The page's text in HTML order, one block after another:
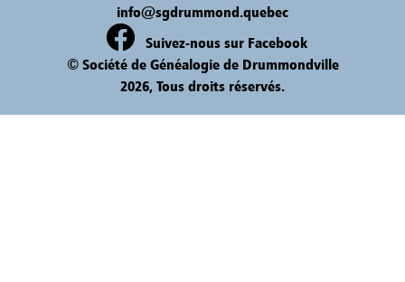
info@sgdrummond.quebec
Suivez-nous sur Facebook
© Société de Généalogie de Drummondville
2026, Tous droits réservés.